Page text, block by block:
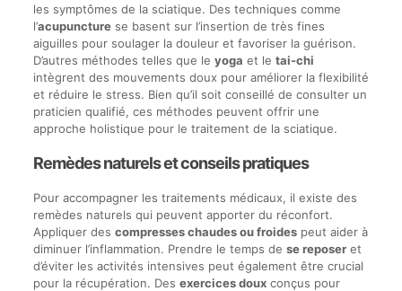
les symptômes de la sciatique. Des techniques comme
l’acupuncturese basent sur l’insertion de très fines
aiguilles pour soulager la douleur et favoriser la guérison.
D’autres méthodes telles que le yoga et le tai-chi
intègrent des mouvements doux pour améliorer la flexibilité
et réduire le stress. Bien qu’il soit conseillé de consulter un
praticien qualifié, ces méthodes peuvent offrir une
approche holistique pour le traitement de la sciatique.
Remèdes naturels et conseils pratiques
Pour accompagner les traitements médicaux, il existe des
remèdes naturels qui peuvent apporter du réconfort.
Appliquer des compresses chaudes ou froidespeut aider à
diminuer l’inflammation. Prendre le temps de se reposeret
d’éviter les activités intensives peut également être crucial
pour la récupération. Des exercices douxconçus pour